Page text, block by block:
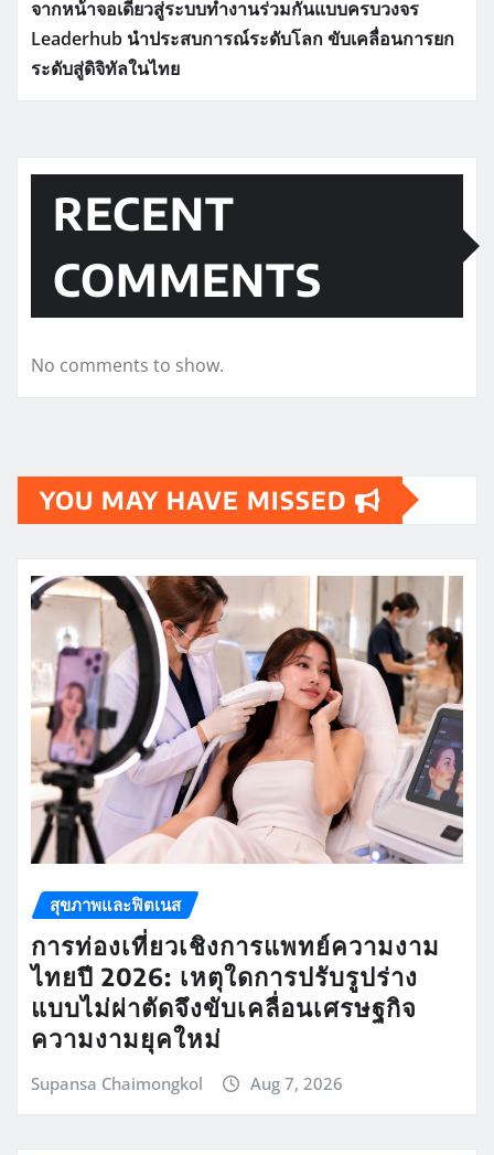
จากหน้าจอเดียวสู่ระบบทำงานร่วมกันแบบครบวงจร
Leaderhub นำประสบการณ์ระดับโลก ขับเคลื่อนการยก
ระดับสู่ดิจิทัลในไทย
RECENT
COMMENTS
No comments to show.
YOU MAY HAVE MISSED
สุขภาพและฟิตเนส
การท่องเที่ยวเชิงการแพทย์ความงาม
ไทยปี 2026: เหตุใดการปรับรูปร่าง
แบบไม่ผ่าตัดจึงขับเคลื่อนเศรษฐกิจ
ความงามยุคใหม่
Supansa Chaimongkol Aug 7, 2026